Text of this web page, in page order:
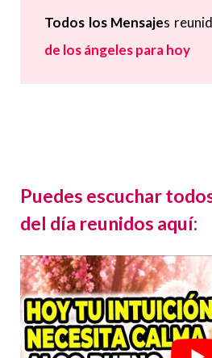
Todos los Mensajes
de los ángeles para hoy
Puedes escuchar
del día reunidos aquí: